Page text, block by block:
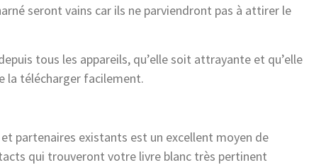
seront vains car ils ne parviendront pas à attirer le
tous les appareils, qu’elle soit attrayante et qu’elle
la télécharger facilement.
partenaires existants est un excellent moyen de
qui trouveront votre livre blanc très pertinent